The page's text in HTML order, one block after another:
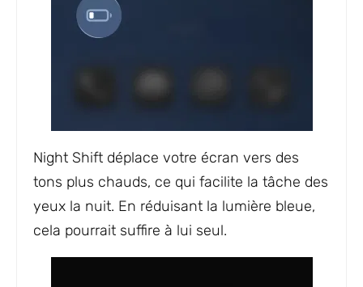
Night Shift déplace votre écran vers des
tons plus chauds, ce qui facilite la tâche des
yeux la nuit. En réduisant la lumière bleue,
cela pourrait suffire à lui seul.